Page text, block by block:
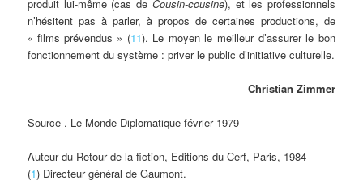
produit lui-même (cas de Cousin-cousine), et les professionnels
n’hésitent pas à parler, à propos de certaines productions, de
« films prévendus » (11). Le moyen le meilleur d’assurer le bon
fonctionnement du système : priver le public d’initiative culturelle.
Christian Zimmer
Source . Le Monde Diplomatique février 1979
Auteur du Retour de la fiction, Editions du Cerf, Paris, 1984
(1) Directeur général de Gaumont.